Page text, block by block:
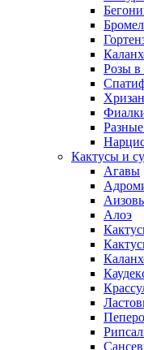
Розы в
Кактусы и
Агавы
Алоэ